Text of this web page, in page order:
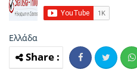
Ελλάδα